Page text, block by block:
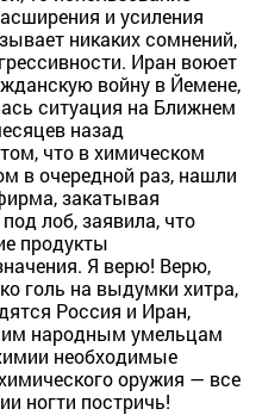
и усиления
никаких сомнений,
Иран воюет
войну в Йемене,
ситуация на Ближнем
назад
что в химическом
в очередной раз, нашли
закатывая
лоб, заявила, что
продукты
Я верю! Верю,
голь на выдумки хитра,
Россия и Иран,
народным умельцам
необходимые
оружия — все
ногти постричь!